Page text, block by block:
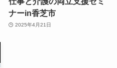
ナーin香芝市
2025年4月21日